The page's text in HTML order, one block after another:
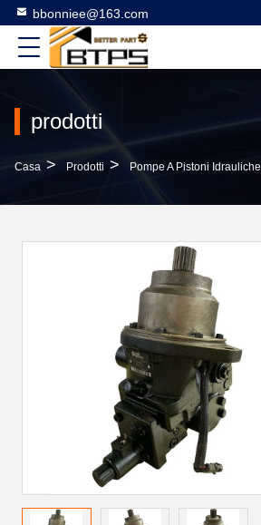
bbonniee@163.com
prodotti
Casa > Prodotti > Pompe A Pistoni Idrauliche